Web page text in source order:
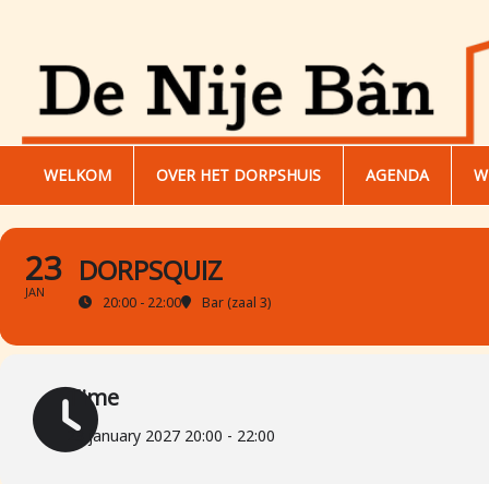
WELKOM OVER HET DORPSHUIS AGENDA
23
JAN
DORPSQUIZ
20:00 - 22:00 Bar (zaal 3)
Time
23 january 2027 20:00 - 22:00